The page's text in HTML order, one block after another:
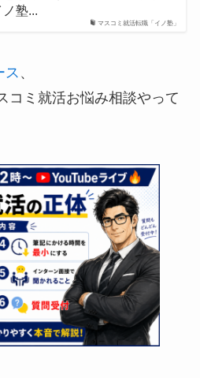
マスコミ就活転職「イノ塾」
ノ塾...
ス 、
コミ就活お悩み相談やって